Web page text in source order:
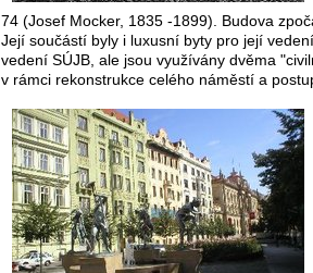
74 (Josef Mocker, 1835 -1899). Budova
Její součástí byly i luxusní byty pro její
vedení SÚJB, ale jsou využívány dvěma
v rámci rekonstrukce celého náměstí a